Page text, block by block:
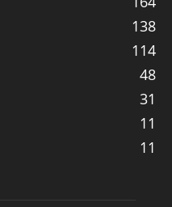
138
114
48
31
11
11